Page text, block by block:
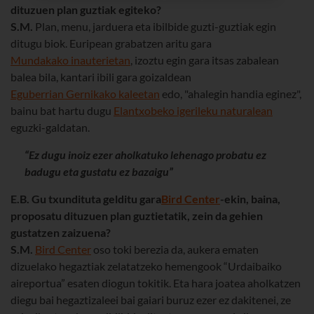
dituzuen plan guztiak egiteko?
S.M. Plan, menu, jarduera eta ibilbide guzti-guztiak egin
ditugu biok. Euripean grabatzen aritu gara
Mundakako inauterietan, izoztu egin gara itsas zabalean
balea bila, kantari ibili gara goizaldean
Eguberrian Gernikako kaleetan edo, "ahalegin handia eginez",
bainu bat hartu dugu Elantxobeko igerileku naturalean
eguzki-galdatan.
“Ez dugu inoiz ezer aholkatuko lehenago probatu ez
badugu eta gustatu ez bazaigu”
E.B. Gu txundituta gelditu garaBird Center-ekin, baina,
proposatu dituzuen plan guztietatik, zein da gehien
gustatzen zaizuena?
S.M. Bird Center oso toki berezia da, aukera ematen
dizuelako hegaztiak zelatatzeko hemengook “Urdaibaiko
aireportua” esaten diogun tokitik. Eta hara joatea aholkatzen
diegu bai hegaztizaleei bai gaiari buruz ezer ez dakitenei, ze